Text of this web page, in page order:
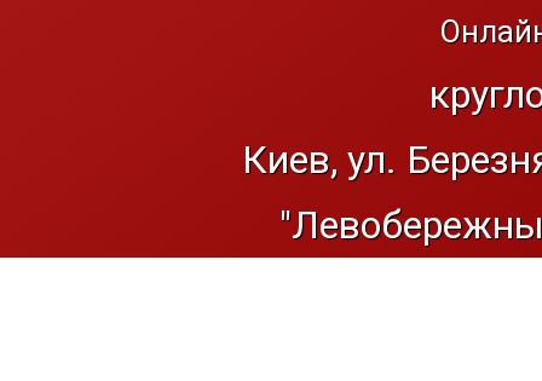
Киев, ул.